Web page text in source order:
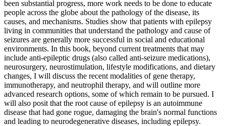
been substantial progress, more work needs to be done to educate
people across the globe about the pathology of the disease, its
causes, and mechanisms. Studies show that patients with epilepsy
living in communities that understand the pathology and cause of
seizures are generally more successful in social and educational
environments. In this book, beyond current treatments that may
include anti-epileptic drugs (also called anti-seizure medications),
neurosurgery, neurostimulation, lifestyle modifications, and dietary
changes, I will discuss the recent modalities of gene therapy,
immunotherapy, and neutrophil therapy, and will outline more
advanced research options, some of which remain to be pursued. I
will also posit that the root cause of epilepsy is an autoimmune
disease that had gone rogue, damaging the brain's normal functions
and leading to neurodegenerative diseases, including epilepsy.